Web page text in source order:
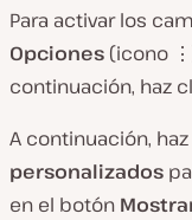
Para activar los
Opciones (icono
continuación, haz
A continuación,
personalizados
en el botón